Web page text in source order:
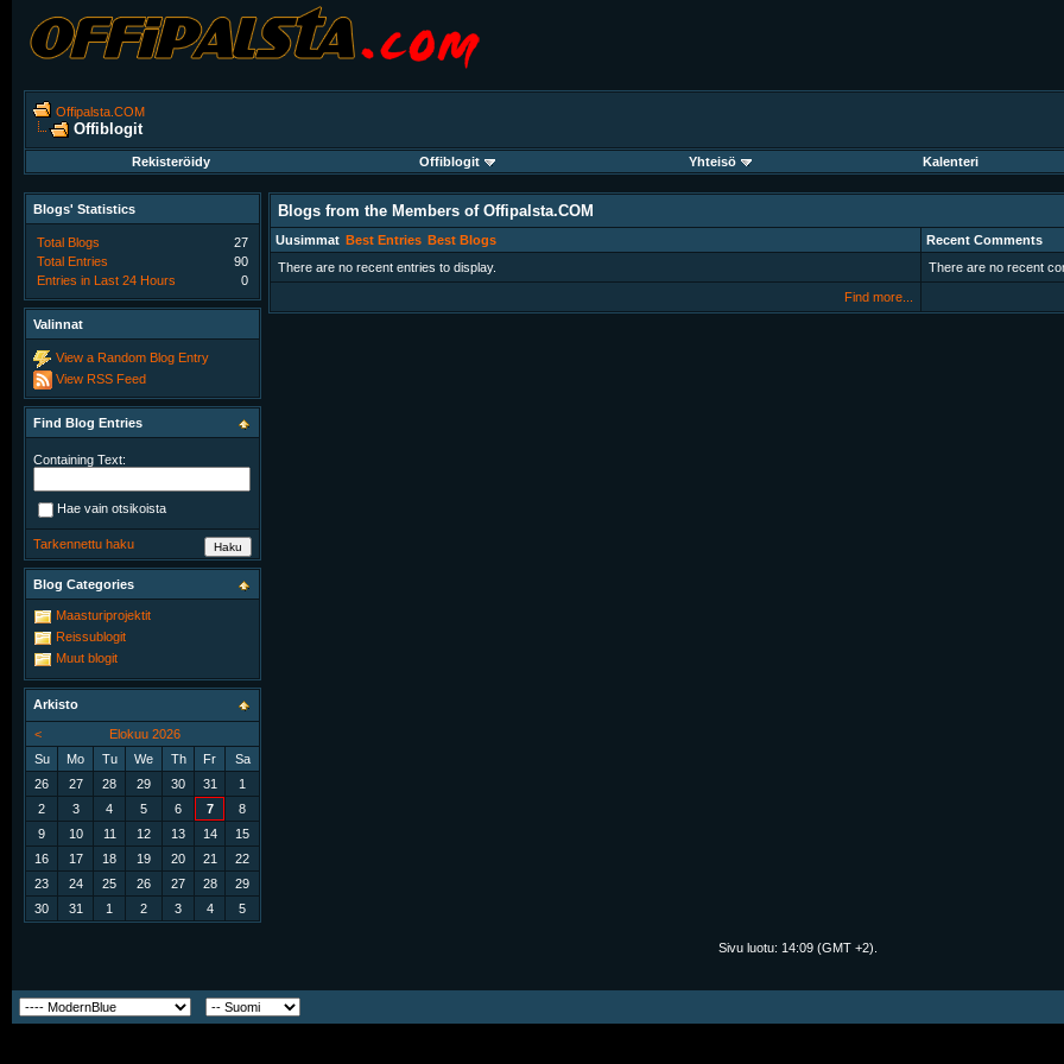
Offipalsta.COM
Offiblogit
Rekisteröidy
Offiblogit Yhteisö Kalenteri
Blogs from the Members of Offipalsta.COM
Uusimmat Best Entries Best Blogs
Recent Comments
There are no recent entries to display.
There are no recent
Find more...
Blogs' Statistics
Total Blogs
27
Total Entries
90
Entries in Last 24 Hours
0
Valinnat
View a Random Blog Entry
View RSS Feed
Find Blog Entries
Containing Text:
Hae vain otsikoista
Tarkennettu haku
Blog Categories
Maasturiprojektit
Reissublogit
Muut blogit
Arkisto
<
Elokuu 2026
Su
Mo Tu We Th Fr
Sa
26
27 28 29 30 31
1
2
3 4 5 6 7
8
9
10 11 12 13 14
15
16
17 18 19 20 21
22
23
24 25 26 27 28
29
30
31 1 2 3 4 5
Sivu luotu: 14:09 (GMT +2).